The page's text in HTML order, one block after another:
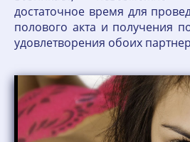
достаточное время для
полового акта и получения
удовлетворения обоих